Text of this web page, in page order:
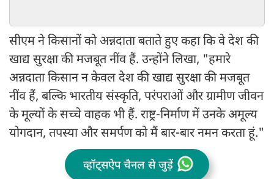
सीएम ने किसानों को अन्नदाता बताते हुए कहा कि वे देश की
खाद्य सुरक्षा की मजबूत नींव हैं. उन्होंने लिखा, "हमारे
अन्नदाता किसान न केवल देश की खाद्य सुरक्षा की मजबूत
नींव हैं, बल्कि भारतीय संस्कृति, परंपराओं और ग्रामीण जीवन
के मूल्यों के सच्चे वाहक भी हैं. राष्ट्र-निर्माण में उनके अमूल्य
योगदान, तपस्या और समर्पण को मैं बार-बार नमन करता हूं."
व्हॉट्सऐप चैनल से जुड़ें